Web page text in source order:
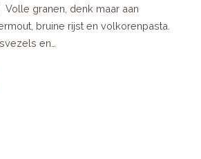
granen, denk maar aan
bruine rijst en volkorenpasta.
en…